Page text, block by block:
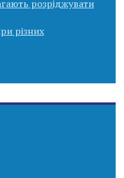
розріджувати
різних